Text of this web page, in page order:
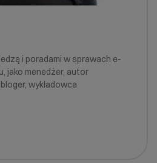
i poradami w sprawach e-
jako menedżer, autor
wykładowca